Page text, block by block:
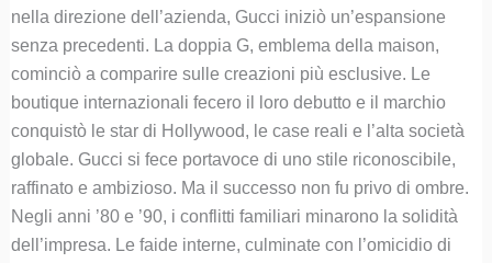
nella direzione dell’azienda, Gucci iniziò un’espansione
senza precedenti. La doppia G, emblema della maison,
cominciò a comparire sulle creazioni più esclusive. Le
boutique internazionali fecero il loro debutto e il marchio
conquistò le star di Hollywood, le case reali e l’alta società
globale. Gucci si fece portavoce di uno stile riconoscibile,
raffinato e ambizioso. Ma il successo non fu privo di ombre.
Negli anni ’80 e ’90, i conflitti familiari minarono la solidità
dell’impresa. Le faide interne, culminate con l’omicidio di